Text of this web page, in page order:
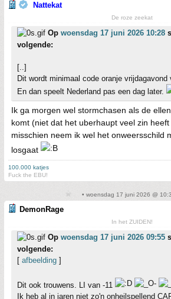
Nattekat
De roze zeekat
Op woensdag 17 juni 2026 10:28
volgende:
[..]
Dit wordt minimaal code oranje vrijdagavond
En dan speelt Nederland pas een dag later.
Ik ga morgen wel stormchasen als de
komt (niet dat het uberhaupt veel zin
misschien neem ik wel het onweersschild
losgaat
100.000 katjes
Fuck the EBU!
• woensdag 17 juni 2026 @
DemonRage
In het ZUIDEN!
Op woensdag 17 juni 2026 09:55
volgende:
[ afbeelding ]
Dit ook trouwens. LI van -11
Ik heb al in jaren niet zo'n onheilspellend